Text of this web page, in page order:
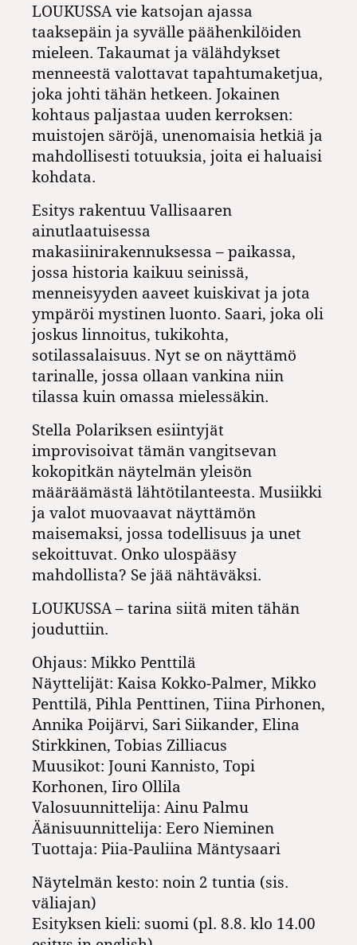
LOUKUSSA vie katsojan ajassa
taaksepäin ja syvälle päähenkilöiden
mieleen. Takaumat ja välähdykset
menneestä valottavat tapahtumaketjua,
joka johti tähän hetkeen. Jokainen
kohtaus paljastaa uuden kerroksen:
muistojen säröjä, unenomaisia hetkiä ja
mahdollisesti totuuksia, joita ei haluaisi
kohdata.
Esitys rakentuu Vallisaaren
ainutlaatuisessa
makasiinirakennuksessa – paikassa,
jossa historia kaikuu seinissä,
menneisyyden aaveet kuiskivat ja jota
ympäröi mystinen luonto. Saari, joka oli
joskus linnoitus, tukikohta,
sotilassalaisuus. Nyt se on näyttämö
tarinalle, jossa ollaan vankina niin
tilassa kuin omassa mielessäkin.
Stella Polariksen esiintyjät
improvisoivat tämän vangitsevan
kokopitkän näytelmän yleisön
määräämästä lähtötilanteesta. Musiikki
ja valot muovaavat näyttämön
maisemaksi, jossa todellisuus ja unet
sekoittuvat. Onko ulospääsy
mahdollista? Se jää nähtäväksi.
LOUKUSSA – tarina siitä miten tähän
jouduttiin.
Ohjaus: Mikko Penttilä
Näyttelijät: Kaisa Kokko-Palmer, Mikko
Penttilä, Pihla Penttinen, Tiina Pirhonen,
Annika Poijärvi, Sari Siikander, Elina
Stirkkinen, Tobias Zilliacus
Muusikot: Jouni Kannisto, Topi
Korhonen, Iiro Ollila
Valosuunnittelija: Ainu Palmu
Äänisuunnittelija: Eero Nieminen
Tuottaja: Piia-Pauliina Mäntysaari
Näytelmän kesto: noin 2 tuntia (sis.
väliajan)
Esityksen kieli: suomi (pl. 8.8. klo 14.00